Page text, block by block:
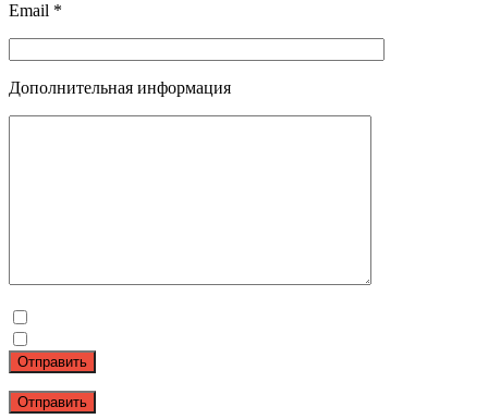
Email *
Дополнительная информация
Отправить